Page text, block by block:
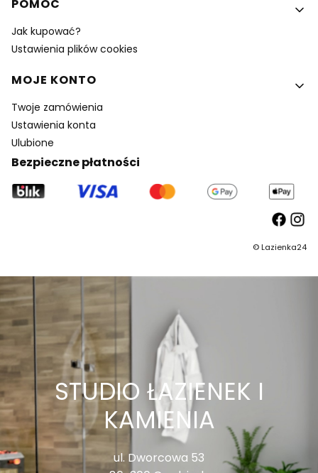
POMOC
Jak kupować?
Ustawienia plików cookies
MOJE KONTO
Twoje zamówienia
Ustawienia konta
Ulubione
Bezpieczne płatności
©Lazienka24
STUDIO ŁAZIENEK I
KAMIENIA
ul. Dworcowa 53